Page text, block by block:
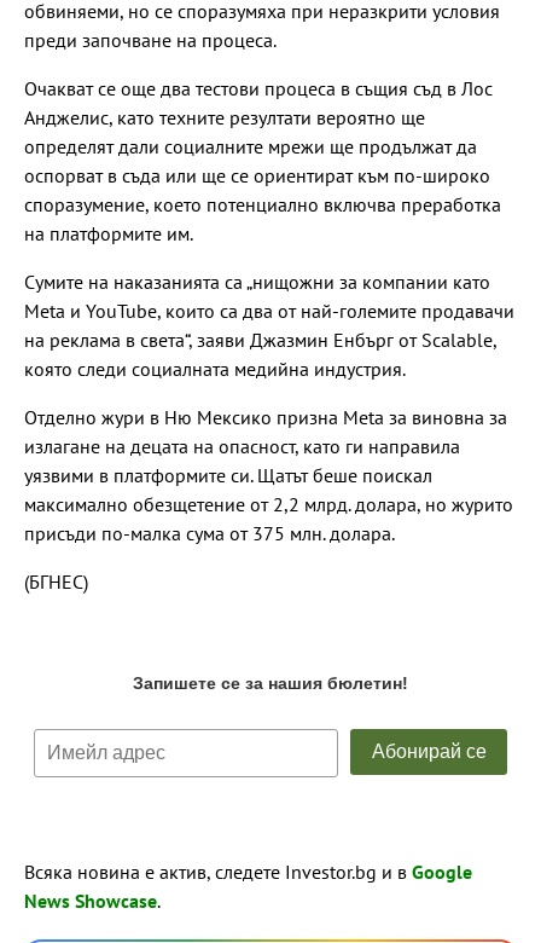
обвиняеми, но се споразумяха при неразкрити условия
преди започване на процеса.
Очакват се още два тестови процеса в същия съд в Лос
Анджелис, като техните резултати вероятно ще
определят дали социалните мрежи ще продължат да
оспорват в съда или ще се ориентират към по-широко
споразумение, което потенциално включва преработка
на платформите им.
Сумите на наказанията са „нищожни за компании като
Meta и YouTube, които са два от най-големите продавачи
на реклама в света“, заяви Джазмин Енбърг от Scalable,
която следи социалната медийна индустрия.
Отделно жури в Ню Мексико призна Meta за виновна за
излагане на децата на опасност, като ги направила
уязвими в платформите си. Щатът беше поискал
максимално обезщетение от 2,2 млрд. долара, но журито
присъди по-малка сума от 375 млн. долара.
(БГНЕС)
Всяка новина е актив, следете Investor.bg и в Google
News Showcase.